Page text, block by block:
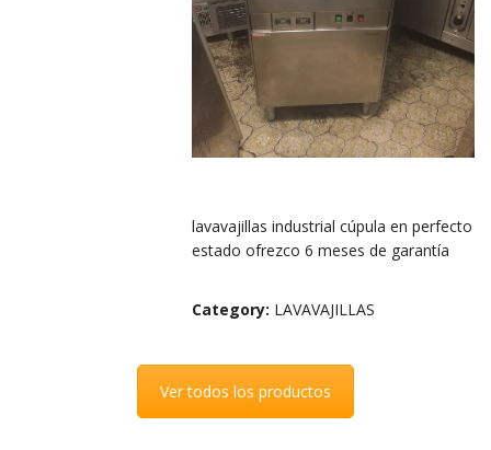
lavavajillas industrial cúpula en perfecto
estado ofrezco 6 meses de garantía
Category: LAVAVAJILLAS
Ver todos los productos